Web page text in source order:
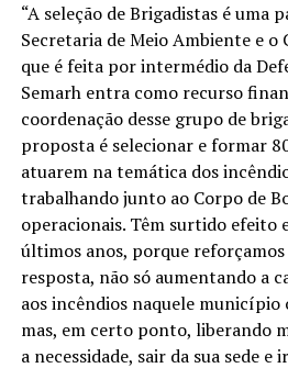
“A seleção de Brigadistas é uma
Secretaria de Meio Ambiente e o
que é feita por intermédio da
Semarh entra como recurso
coordenação desse grupo de
proposta é selecionar e formar
atuarem na temática dos
trabalhando junto ao Corpo de
operacionais. Têm surtido efeito
últimos anos, porque
resposta, não só aumentando a
aos incêndios naquele
mas, em certo ponto, liberando
a necessidade, sair da sua sede e